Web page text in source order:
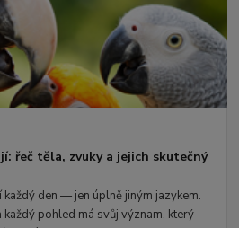
řeč těla, zvuky a jejich skutečný
každý den — jen úplně jiným jazykem.
každý pohled má svůj význam, který